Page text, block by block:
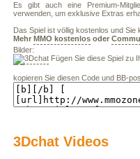
Es gibt auch eine Premium-
verwenden, um exklusive Extras
Das Spiel ist völlig kostenlos und
Mehr MMO kostenlos oder
Bilder:
Fügen Sie diese Spiel zu
kopieren Sie diesen Code und BB-
3Dchat Videos